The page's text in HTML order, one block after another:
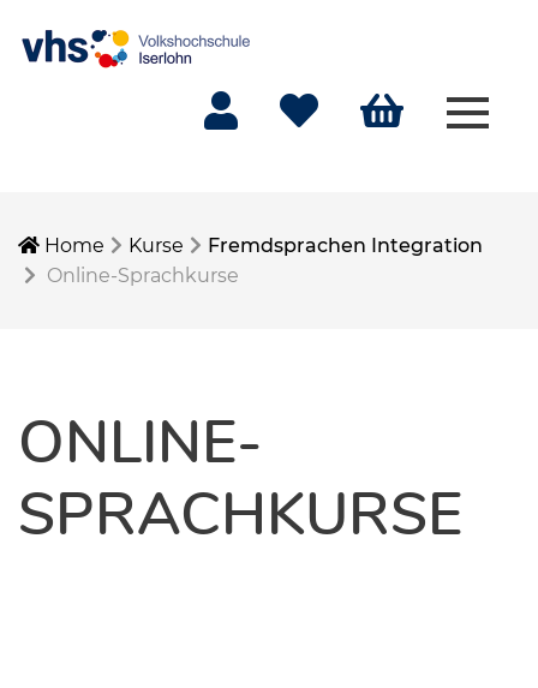
Home Kurse
Fremdsprachen Integration
Online-Sprachkurse
ONLINE-
SPRACHKURSE